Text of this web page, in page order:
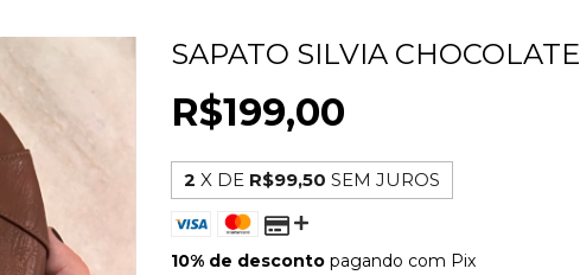
SAPATO SILVIA CHOCOLATE
R$199,00
2 X DE R$99,50 SEM JUROS
10% de desconto pagando com Pix